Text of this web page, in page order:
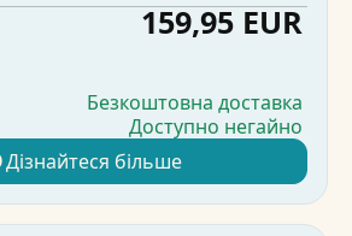
159,95 EUR
Безкоштовна доставка
Доступно негайно
Дізнайтеся більше